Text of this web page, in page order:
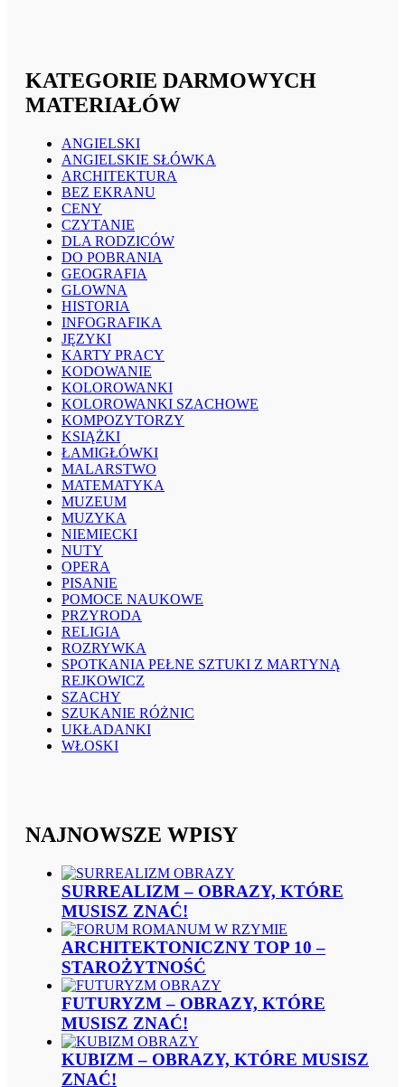
KATEGORIE DARMOWYCH
MATERIAŁÓW
ANGIELSKI
ANGIELSKIE SŁÓWKA
ARCHITEKTURA
BEZ EKRANU
CENY
CZYTANIE
DLA RODZICÓW
DO POBRANIA
GEOGRAFIA
GLOWNA
HISTORIA
INFOGRAFIKA
JĘZYKI
KARTY PRACY
KODOWANIE
KOLOROWANKI
KOLOROWANKI SZACHOWE
KOMPOZYTORZY
KSIĄŻKI
ŁAMIGŁÓWKI
MALARSTWO
MATEMATYKA
MUZEUM
MUZYKA
NIEMIECKI
NUTY
OPERA
PISANIE
POMOCE NAUKOWE
PRZYRODA
RELIGIA
ROZRYWKA
SPOTKANIA PEŁNE SZTUKI Z MARTYNĄ
REJKOWICZ
SZACHY
SZUKANIE RÓŻNIC
UKŁADANKI
WŁOSKI
NAJNOWSZE WPISY
SURREALIZM – OBRAZY, KTÓRE
MUSISZ ZNAĆ!
ARCHITEKTONICZNY TOP 10 –
STAROŻYTNOŚĆ
FUTURYZM – OBRAZY, KTÓRE
MUSISZ ZNAĆ!
KUBIZM – OBRAZY, KTÓRE MUSISZ
ZNAĆ!